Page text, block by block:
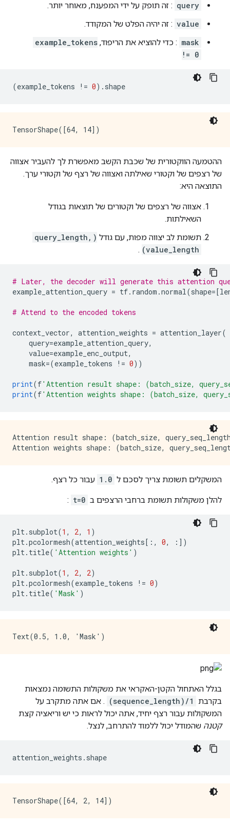
query : זה תופק על ידי המפענח, מאוחר יותר.
value : זה יהיה הפלט של המקודד.
mask : כדי להוציא את הריפוד, example_tokens
!= 0
(example_tokens != 0). shape
ההטמעה הווקטורית של שכבת הקשב מאפשרת לך להעביר אצווה
של רצפים של וקטורי שאילתה ואצווה של רצף של וקטורי ערך.
התוצאה היא:
אצווה של רצפים של וקטורים של תוצאות בגודל
השאילתות.
תשומת לב יצווה מפות, עם גודל
(query_length,
value_length)
.
# Later, the decoder will generate this attention
example_attention_query = tf. random .normal(shape=[
# Attend to the encoded tokens
context_vector, attention_weights = attention_layer(
query=example_attention_query,
value=example_enc_output,
mask=(example_tokens != 0))
print(f'Attention result shape: (batch_size,
print(f'Attention weights shape: (batch_size,
Attention result shape: (batch_size,
המשקלים תשומת צריך לסכם ל 1.0 עבור כל רצף.
להלן משקולות תשומת ברחבי הרצפים ב t=0
:
plt. subplot(1 , 2, 1 )
plt.pcolormesh(attention_weights [:, 0,
:])
plt. title( 'Attention weights' )
plt. subplot(1 , 2, 2)
plt.pcolormesh(example_tokens != 0)
plt. title( 'Mask' )
בגלל האתחול הקטן-האקראי את משקולות התשומה נמצאות
בקרבת
1/(sequence_length)
. אם אתה מתקרב על
המשקולות עבור רצף יחיד, אתה יכול לראות כי יש וריאציה קצת
קטנה שהמודל יכול ללמוד להתרחב, לנצל.
attention_weights . shape